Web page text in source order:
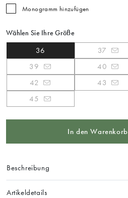
Monogramm hinzufügen
Wählen Sie Ihre Größe
36 37
39
40
42
43
45
In den Warenkorb
Beschreibung
Artikeldetails